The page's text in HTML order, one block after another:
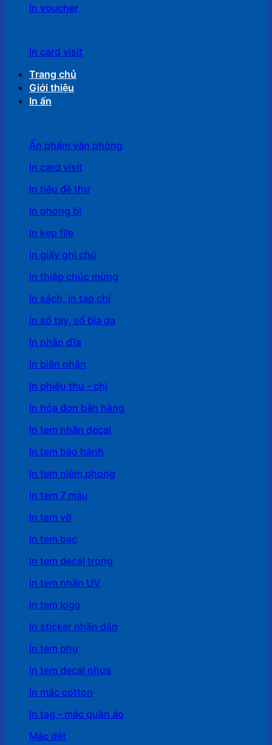
In voucher
In card visit
Trang chủ
Giới thiệu
In ấn
Ấn phẩm văn phòng
In card visit
In tiêu đề thư
In phong bì
In kẹp file
In giấy ghi chú
In thiệp chúc mừng
In sách, in tạp chí
In sổ tay, sổ bìa da
In nhãn đĩa
In biên nhận
In phiếu thu - chi
In hóa đơn bán hàng
In tem nhãn decal
In tem bảo hành
In tem niêm phong
In tem 7 màu
In tem vỡ
In tem bạc
In tem decal trong
In tem nhãn UV
In tem logo
In sticker nhãn dán
In tem phụ
In tem decal nhựa
In mác cotton
In tag - mác quần áo
Mác dệt